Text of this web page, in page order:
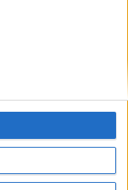
te daremos
consejos para tu